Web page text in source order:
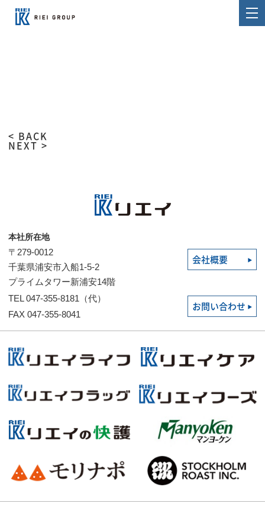
< BACK
NEXT >
本社所在地
〒279-0012
千葉県浦安市入船1-5-2
プライムタワー新浦安14階
会社概要
TEL 047-355-8181（代）
FAX 047-355-8041
お問い合わせ